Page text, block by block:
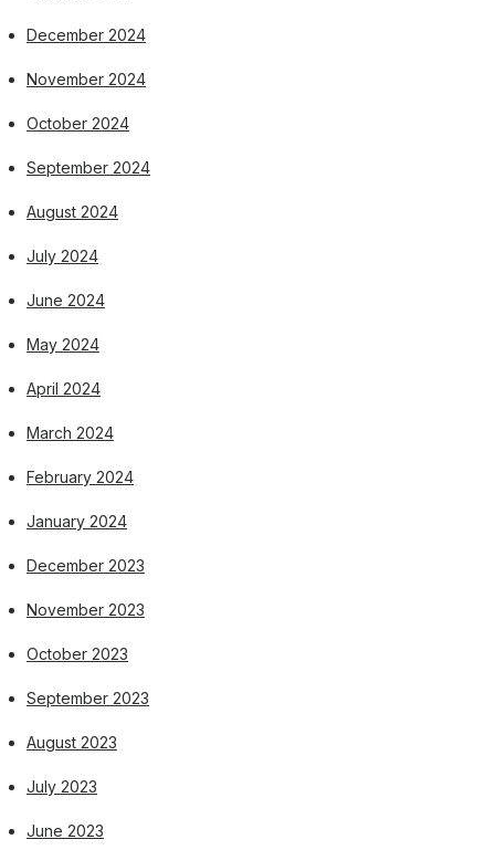
December 2024
November 2024
October 2024
September 2024
August 2024
July 2024
June 2024
May 2024
April 2024
March 2024
February 2024
January 2024
December 2023
November 2023
October 2023
September 2023
August 2023
July 2023
June 2023